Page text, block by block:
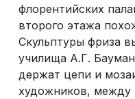
флорентийских
второго этажа
Скульптуры фриза
училища А.Г.
держат цепи и
художников,